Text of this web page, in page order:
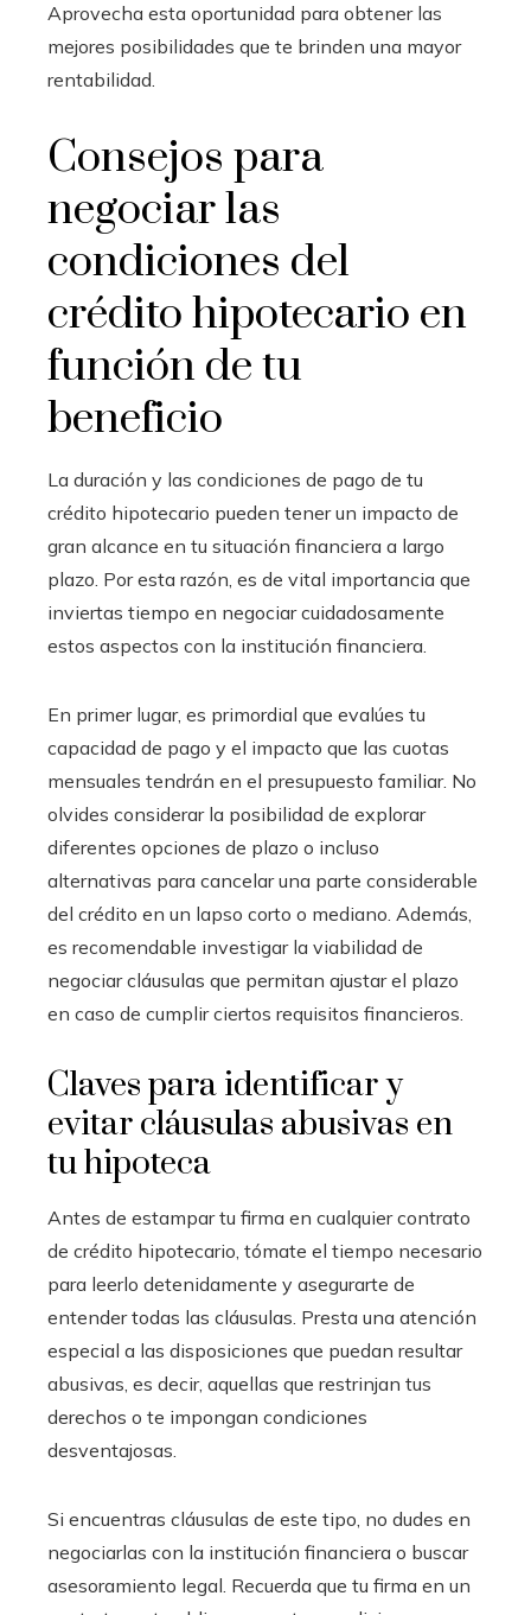
Aprovecha esta oportunidad para obtener las
mejores posibilidades que te brinden una mayor
rentabilidad.
Consejos para
negociar las
condiciones del
crédito hipotecario en
función de tu
beneficio
La duración y las condiciones de pago de tu
crédito hipotecario pueden tener un impacto de
gran alcance en tu situación financiera a largo
plazo. Por esta razón, es de vital importancia que
inviertas tiempo en negociar cuidadosamente
estos aspectos con la institución financiera.
En primer lugar, es primordial que evalúes tu
capacidad de pago y el impacto que las cuotas
mensuales tendrán en el presupuesto familiar. No
olvides considerar la posibilidad de explorar
diferentes opciones de plazo o incluso
alternativas para cancelar una parte considerable
del crédito en un lapso corto o mediano. Además,
es recomendable investigar la viabilidad de
negociar cláusulas que permitan ajustar el plazo
en caso de cumplir ciertos requisitos financieros.
Claves para identificar y
evitar cláusulas abusivas en
tu hipoteca
Antes de estampar tu firma en cualquier contrato
de crédito hipotecario, tómate el tiempo necesario
para leerlo detenidamente y asegurarte de
entender todas las cláusulas. Presta una atención
especial a las disposiciones que puedan resultar
abusivas, es decir, aquellas que restrinjan tus
derechos o te impongan condiciones
desventajosas.
Si encuentras cláusulas de este tipo, no dudes en
negociarlas con la institución financiera o buscar
asesoramiento legal. Recuerda que tu firma en un